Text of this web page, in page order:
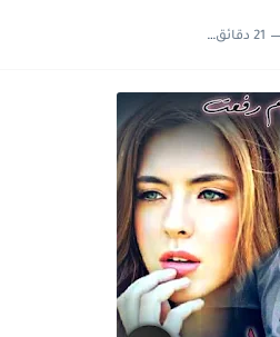
21 دقائق للقراءة